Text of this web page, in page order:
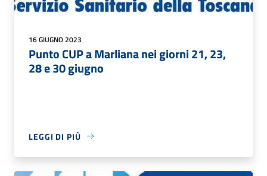
16 GIUGNO 2023
Punto CUP a Marliana nei giorni 21, 23,
28 e 30 giugno
LEGGI DI PIÙ